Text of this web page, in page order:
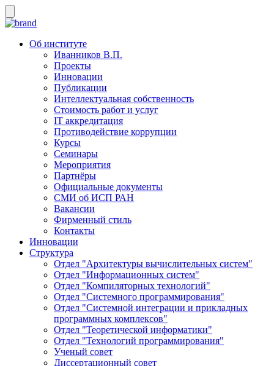
Об институте
Иванников В.П.
Проекты
Инновации
Публикации
Интеллектуальная собственность
Стоимость работ и услуг
IT аккредитация
Противодействие коррупции
Курсы
Семинары
Мероприятия
Партнёры
Официальные документы
СМИ об ИСП РАН
Вакансии
Фирменный стиль
Контакты
Инновации
Структура
Отдел "Архитектуры вычислительных систем"
Отдел "Информационных систем"
Отдел "Компиляторных технологий"
Отдел "Системного программирования"
Отдел "Системной интеграции и прикладных
программных комплексов"
Отдел "Теоретической информатики"
Отдел "Технологий программирования"
Ученый совет
Диссертационный совет